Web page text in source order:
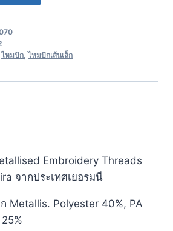
,ไหมปัก ,ไหมปักเส้นเล็ก
Embroidery Threads
จากประเทศเยอรมนี​
Metallis. Polyester 40%, PA